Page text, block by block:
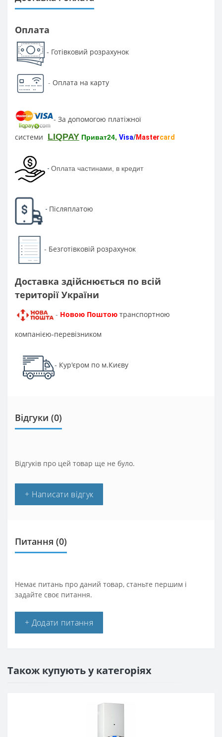
Оплата
- Готівковий розрахунок
- Оплата на карту
- За допомогою платіжної
системи LIQPAY Приват24, Visa/Mastercard
- Оплата частинами, в кредит
- Післяплатою
- Безготівковій розрахунок
Доставка здійснюється по всій
території України
- Новою Поштою транспортною
компанією-перевізником
- Кур'єром по м.Києву
Відгуки (0)
Відгуків про цей товар ще не було.
+ Написати відгук
Питання (0)
Немає питань про даний товар, станьте першим і
задайте своє питання.
+ Додати питання
Також купують у категоріях